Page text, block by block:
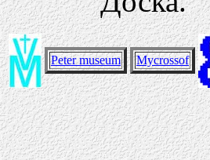
Peter museum Mycrossof